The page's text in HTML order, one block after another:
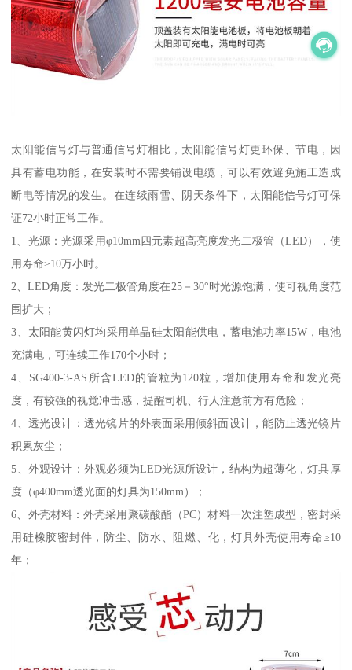
太阳能信号灯与普通信号灯相比，太阳能信号灯更环保、节电，因
具有蓄电功能，在安装时不需要铺设电缆，可以有效避免施工造成
断电等情况的发生。在连续雨雪、阴天条件下，太阳能信号灯可保
证72小时正常工作。
1、光源：光源采用φ10mm四元素超高亮度发光二极管（LED），使
用寿命≥10万小时。
2、LED角度：发光二极管角度在25－30°时光源饱满，使可视角度范
围扩大；
3、太阳能黄闪灯均采用单晶硅太阳能供电，蓄电池功率15W，电池
充满电，可连续工作170个小时；
4、SG400-3-AS所含LED的管粒为120粒，增加使用寿命和发光亮
度，有较强的视觉冲击感，提醒司机、行人注意前方有危险；
4、透光设计：透光镜片的外表面采用倾斜面设计，能防止透光镜片
积累灰尘；
5、外观设计：外观必须为LED光源所设计，结构为超薄化，灯具厚
度（φ400mm透光面的灯具为150mm）；
6、外壳材料：外壳采用聚碳酸酯（PC）材料一次注塑成型，密封采
用硅橡胶密封件，防尘、防水、阻燃、化，灯具外壳使用寿命≥10
年；